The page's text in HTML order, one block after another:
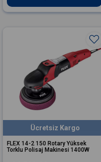
FLEX 14-2 150 Rotary Yüksek
Torklu Polisaj Makinesi 1400W
Ücretsiz Kargo